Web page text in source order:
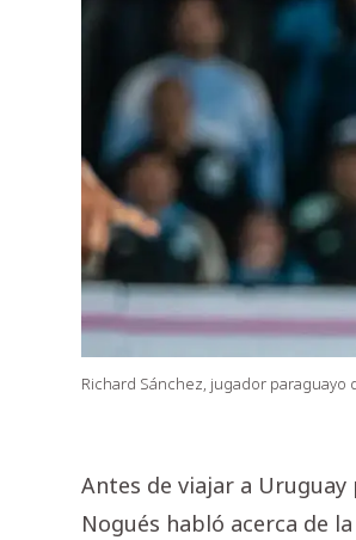
Richard Sánchez, jugador paraguayo
Antes de viajar a
Nogués habló acerca de